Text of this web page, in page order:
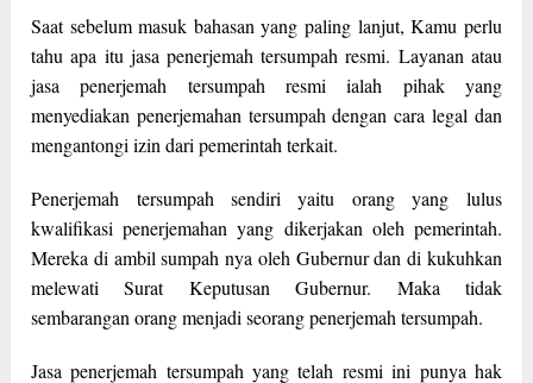
Saat sebelum masuk bahasan yang paling lanjut, Kamu perlu
tahu apa itu jasa penerjemah tersumpah resmi. Layanan atau
jasa penerjemah tersumpah resmi ialah pihak yang
menyediakan penerjemahan tersumpah dengan cara legal dan
mengantongi izin dari pemerintah terkait.
Penerjemah tersumpah sendiri yaitu orang yang lulus
kwalifikasi penerjemahan yang dikerjakan oleh pemerintah.
Mereka di ambil sumpah nya oleh Gubernur dan di kukuhkan
melewati Surat Keputusan Gubernur. Maka tidak
sembarangan orang menjadi seorang penerjemah tersumpah.
Jasa penerjemah tersumpah yang telah resmi ini punya hak